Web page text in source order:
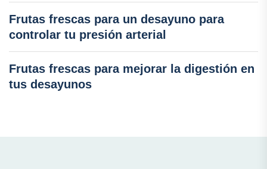
Frutas frescas para un desayuno para
controlar tu presión arterial
Frutas frescas para mejorar la digestión en
tus desayunos